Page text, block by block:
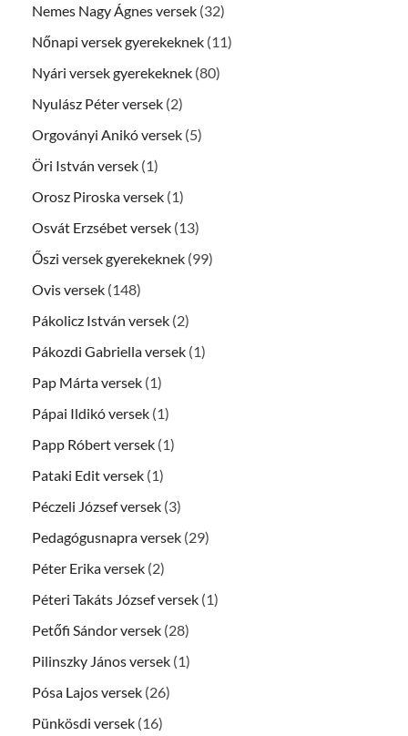
Nemes Nagy Ágnes versek (32)
Nőnapi versek gyerekeknek (11)
Nyári versek gyerekeknek (80)
Nyulász Péter versek (2)
Orgoványi Anikó versek (5)
Öri István versek (1)
Orosz Piroska versek (1)
Osvát Erzsébet versek (13)
Őszi versek gyerekeknek (99)
Ovis versek (148)
Pákolicz István versek (2)
Pákozdi Gabriella versek (1)
Pap Márta versek (1)
Pápai Ildikó versek (1)
Papp Róbert versek (1)
Pataki Edit versek (1)
Péczeli József versek (3)
Pedagógusnapra versek (29)
Péter Erika versek (2)
Péteri Takáts József versek (1)
Petőfi Sándor versek (28)
Pilinszky János versek (1)
Pósa Lajos versek (26)
Pünkösdi versek (16)